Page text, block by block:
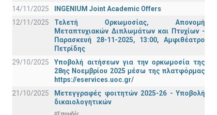
14/11/2025
INGENIUM Joint Academic Offers
12/11/2025
Τελετή Ορκωμοσίας, Απονομή
Μεταπτυχιακών Διπλωμάτων και Πτυχίων -
Παρασκευή 28-11-2025, 13:00, Αμφιθέατρο
Πετρίδης
29/10/2025
Υποβολή αιτήσεων για την ορκωμοσία της
28ης Νοεμβρίου 2025 μέσω της πλατφόρμας
https://eservices.uoc.gr/
21/10/2025
Μετεγγραφές φοιτητών 2025-26 - Υποβολή
δικαιολογητικών
#Σπουδές